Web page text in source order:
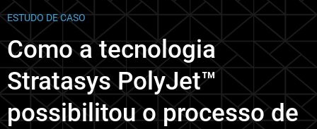
ESTUDO DE CASO
Como a tecnologia
Stratasys PolyJet™
possibilitou o processo de